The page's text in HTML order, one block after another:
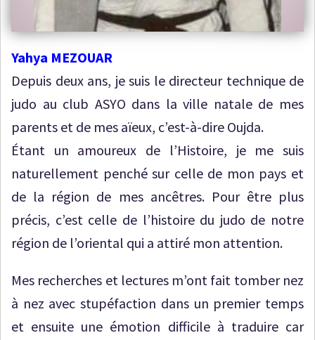
Yahya MEZOUAR
Depuis deux ans, je suis le directeur technique de
judo au club ASYO dans la ville natale de mes
parents et de mes aïeux, c’est-à-dire Oujda.
Étant un amoureux de l’Histoire, je me suis
naturellement penché sur celle de mon pays et
de la région de mes ancêtres. Pour être plus
précis, c’est celle de l’histoire du judo de notre
région de l’oriental qui a attiré mon attention.
Mes recherches et lectures m’ont fait tomber nez
à nez avec stupéfaction dans un premier temps
et ensuite une émotion difficile à traduire car